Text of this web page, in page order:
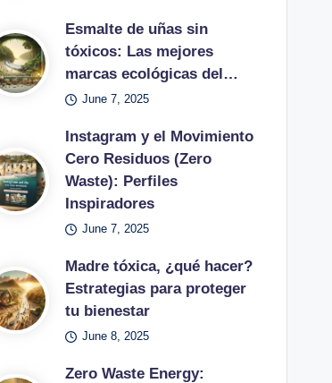
Esmalte de uñas sin
tóxicos: Las mejores
marcas ecológicas del…
June 7, 2025
Instagram y el Movimiento
Cero Residuos (Zero
Waste): Perfiles
Inspiradores
June 7, 2025
Madre tóxica, ¿qué hacer?
Estrategias para proteger
tu bienestar
June 8, 2025
Zero Waste Energy: